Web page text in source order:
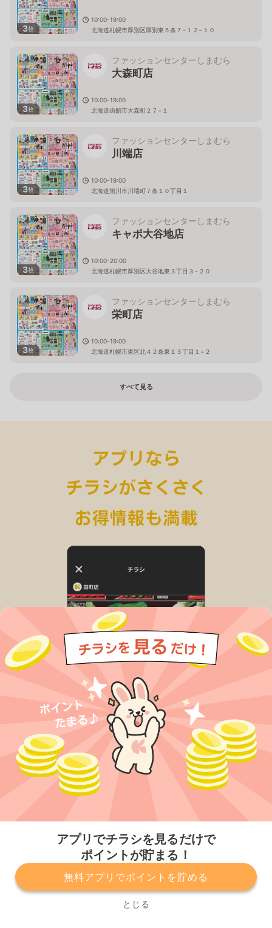
アプリでチラシを見るだけで
ポイントが貯まる！
無料アプリでポイントを貯める
とじる
3枚
10:00-19:00
北海道札幌市厚別区厚別東５条７−１２−１０
3枚
ファッションセンターしまむら
大森町店
10:00-19:00
北海道函館市大森町２７−１
3枚
ファッションセンターしまむら
川端店
10:00-19:00
北海道旭川市川端町７条１０丁目１
3枚
ファッションセンターしまむら
キャポ大谷地店
10:00-20:00
北海道札幌市厚別区大谷地東３丁目３−２０
3枚
ファッションセンターしまむら
栄町店
10:00-19:00
北海道札幌市東区北４２条東１３丁目１−２
すべて見る
プライバシーポリシー 利用規約
運営会社
サービスに関してのお問い合わせ